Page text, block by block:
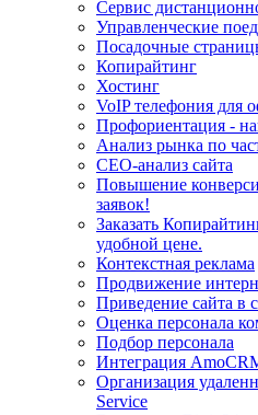
Сервис
Управленческие
Посадочные
Копирайтинг
Хостинг
VoIP телефония для
Профориентация -
Анализ рынка по
СЕО-анализ сайта
Повышение
заявок!
Заказать
удобной цене.
Контекстная реклама
Продвижение
Приведение сайта в
Оценка персонала
Подбор персонала
Интеграция
Организация
Service